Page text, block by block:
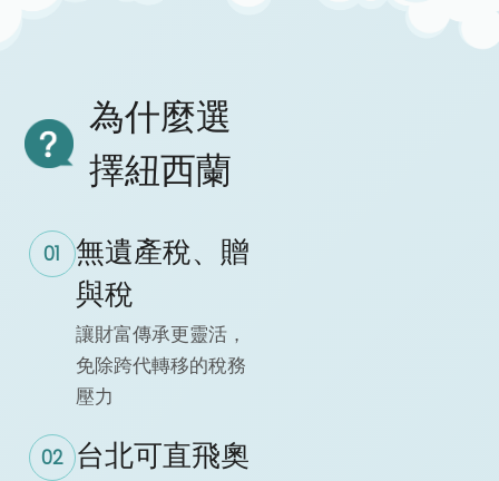
為什麼選
擇紐西蘭
01
無遺產稅、贈
與稅
讓財富傳承更靈活，
免除跨代轉移的稅務
壓力
02 台北可直飛奧